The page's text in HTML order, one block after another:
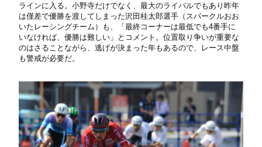
ラインに入る。小野寺だけでなく、最大のライバルでもあり昨年
は僅差で優勝を渡してしまった沢田桂太郎選手（スパークルおお
いたレーシングチーム）も、「最終コーナーは最低でも4番手に
いなければ、優勝は難しい」とコメント。位置取り争いが重要な
のはさることながら、逃げが決まった年もあるので、レース中盤
も警戒が必要だ。